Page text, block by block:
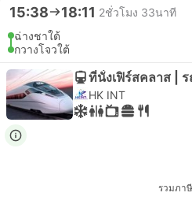
15:38 18:11 2ชั่วโมง 33นาที
ฉ่างชาใต้
กวางโจวใต้
ที่นั่งเฟิร์สคลาส | ร
HK INT
รวมภา